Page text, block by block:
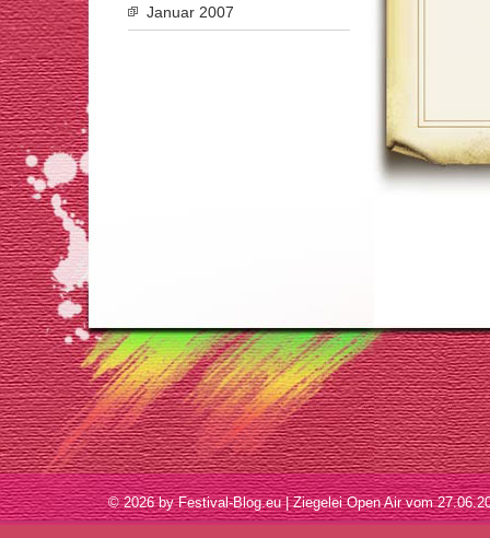
Januar 2007
© 2026 by Festival-Blog.eu | Ziegelei Open Air vom